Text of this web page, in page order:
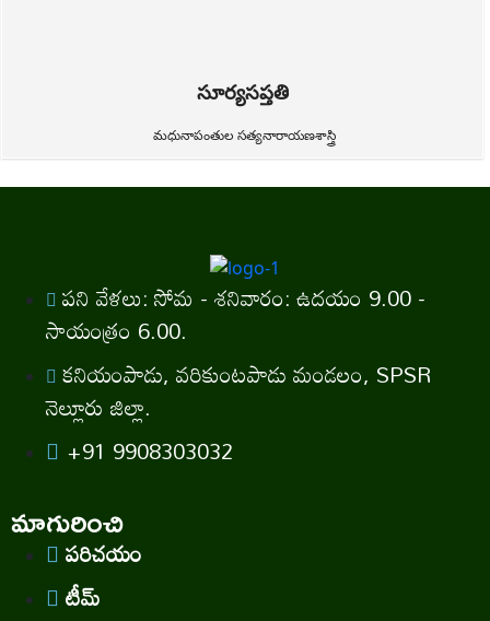
సూర్యసప్తతి
మధునాపంతుల సత్యనారాయణశాస్త్రి
పని వేళలు: సోమ - శనివారం: ఉదయం 9.00 -
సాయంత్రం 6.00.
కనియంపాడు, వరికుంటపాడు మండలం, SPSR
నెల్లూరు జిల్లా.
+91 9908303032
మాగురించి
పరిచయం
టీమ్